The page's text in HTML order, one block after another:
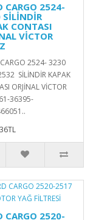
CARGO 2524-
SİLİNDİR
CONTASI
VİCTOR
2524- 3230
SİLİNDİR KAPAK
ORJİNAL VİCTOR
36395-
CARGO 2520-